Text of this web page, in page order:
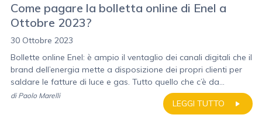
Come pagare la bolletta online di Enel a
Ottobre 2023?
30 Ottobre 2023
Bollette online Enel: è ampio il ventaglio dei canali digitali che il
brand dell’energia mette a disposizione dei propri clienti per
saldare le fatture di luce e gas. Tutto quello che c’è da...
LEGGI TUTTO
di Paolo Marelli